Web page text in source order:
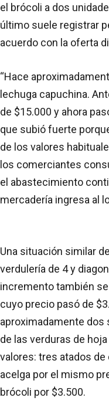
el brócoli a dos
último suele registrar
acuerdo con la oferta
“Hace
lechuga capuchina.
de $15.000 y ahora
que subió fuerte
de los valores
los comerciantes
el abastecimiento
mercadería ingresa al
Una situación similar
verdulería de 4 y
incremento también
cuyo precio pasó de
aproximadamente dos
de las verduras de
valores: tres atados de
acelga por el mismo
brócoli por $3.500.